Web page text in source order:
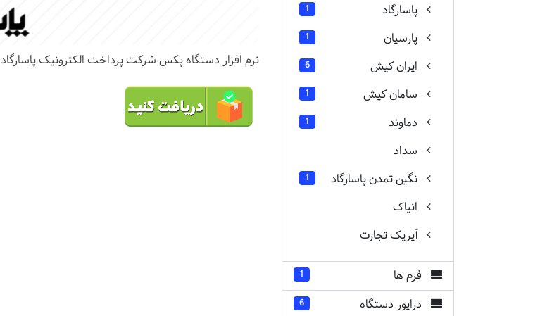
پاسارگاد 1
پارسیان 1
ایران کیش 6
سامان کیش 1
دماوند 1
سداد
نگین تمدن پاسارگاد
1
انیاک
آیریک تجارت
فرم ها 1
درایور دستگاه 6
نرم افزار دستگاه پکس شرکت پرداخت الکترونیک پاسارگاد